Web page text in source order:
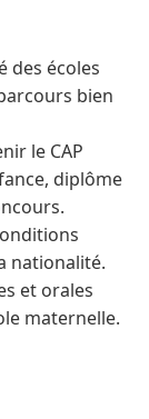
des écoles
bien
le CAP
diplôme
nationalité.
et orales
maternelle.